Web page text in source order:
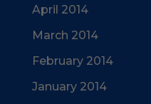
April 2014
March 2014
February 2014
January 2014